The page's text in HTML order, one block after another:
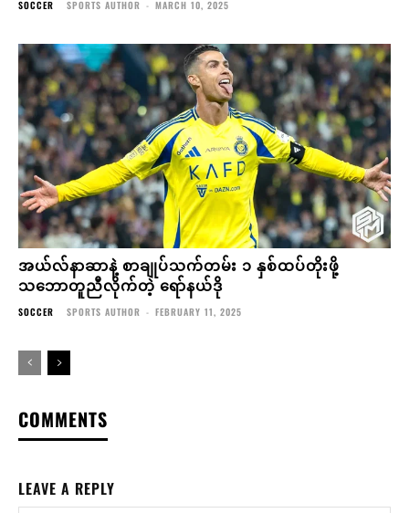
SOCCER SPORTS AUTHOR - MARCH 10, 2025
အယ်လ်နာဆာနဲ့ စာချုပ်သက်တမ်း ၁ နှစ်ထပ်တိုးဖို့
သဘောတူညီလိုက်တဲ့ ရော်နယ်ဒို
SOCCER SPORTS AUTHOR - FEBRUARY 11, 2025
COMMENTS
LEAVE A REPLY